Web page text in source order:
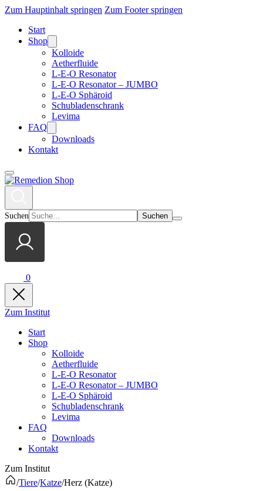
Zum Hauptinhalt springen Zum Footer springen
Start
Shop
Kolloide
Aetherfluide
L-E-O Resonator
L-E-O Resonator – JUMBO
L-E-O Sphäroid
Schubladenschrank
Levima
FAQ
Downloads
Kontakt
Suchen
0
Zum Institut
Start
Shop
Kolloide
Aetherfluide
L-E-O Resonator
L-E-O Resonator – JUMBO
L-E-O Sphäroid
Schubladenschrank
Levima
FAQ
Downloads
Kontakt
Zum Institut
/Tiere/Katze/Herz (Katze)